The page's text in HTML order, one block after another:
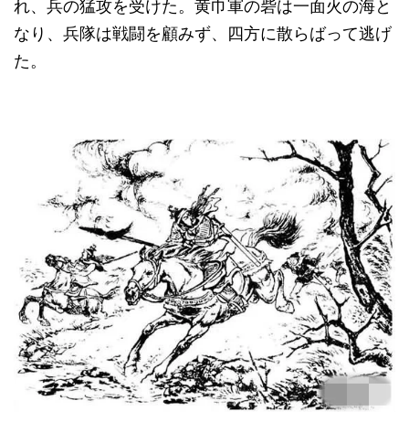
れ、兵の猛攻を受けた。黄巾軍の砦は一面火の海と
なり、兵隊は戦闘を顧みず、四方に散らばって逃げ
た。